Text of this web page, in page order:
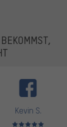
Kevin S.
Bewertungen: 5 von 5